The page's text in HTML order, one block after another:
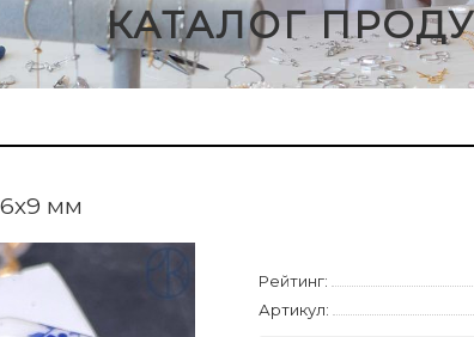
КАТАЛОГ
мм
Рейтинг:
Артикул: